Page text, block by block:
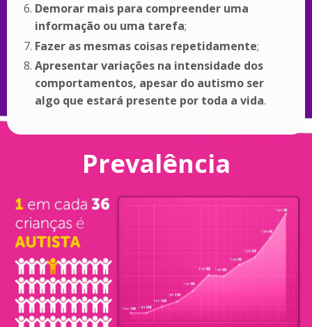
Demorar mais para compreender uma
informação ou uma tarefa;
Fazer as mesmas coisas repetidamente;
Apresentar variações na intensidade dos
comportamentos, apesar do autismo ser
algo que estará presente por toda a vida.
Prevalência